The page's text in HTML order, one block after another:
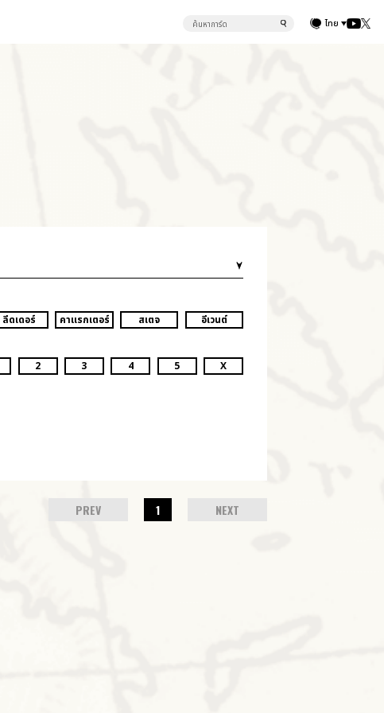
ไทย
ลีดเดอร์ คาแรกเตอร์ สเตจ อีเวนต์
2 3 4 5 X
PREV 1 NEXT